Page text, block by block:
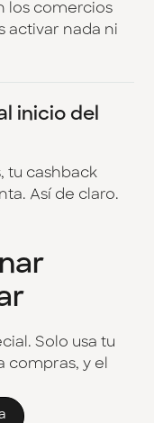
los comercios
activar nada ni
inicio del
tu cashback
Así de claro.
Solo usa tu
compras, y el